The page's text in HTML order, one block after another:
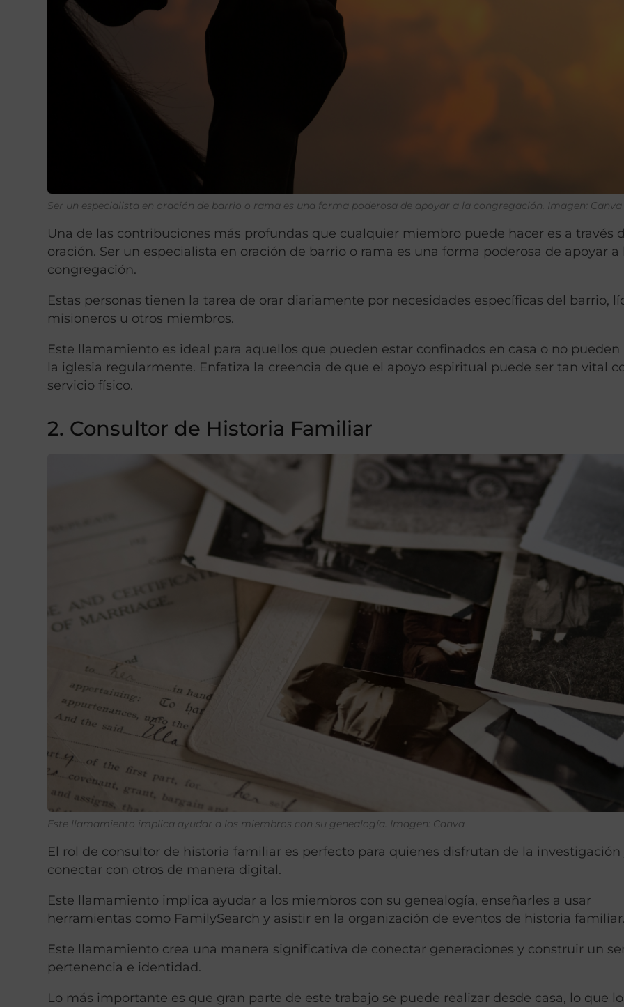
Ser un especialista en oración de barrio o rama es una forma poderosa de apoyar a la congregación. Imagen: Canva
Una de las contribuciones más profundas que cualquier miembro puede hacer es a través
oración. Ser un especialista en oración de barrio o rama es una forma poderosa de apoyar a
congregación.
Estas personas tienen la tarea de orar diariamente por necesidades específicas del barrio,
misioneros u otros miembros.
Este llamamiento es ideal para aquellos que pueden estar confinados en casa o no pueden
la iglesia regularmente. Enfatiza la creencia de que el apoyo espiritual puede ser tan vital
servicio físico.
2. Consultor de Historia Familiar
Este llamamiento implica ayudar a los miembros con su genealogía. Imagen: Canva
El rol de consultor de historia familiar es perfecto para quienes disfrutan de la investigación
conectar con otros de manera digital.
Este llamamiento implica ayudar a los miembros con su genealogía, enseñarles a usar
herramientas como FamilySearch y asistir en la organización de eventos de historia
Este llamamiento crea una manera significativa de conectar generaciones y construir un
pertenencia e identidad.
Lo más importante es que gran parte de este trabajo se puede realizar desde casa, lo que